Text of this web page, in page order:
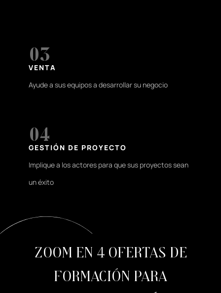
03
VENTA
Ayude a sus equipos a desarrollar su negocio
04
GESTIÓN DE PROYECTO
Implique a los actores para que sus proyectos sean
un éxito
Zoom en 4 ofertas de
formación para